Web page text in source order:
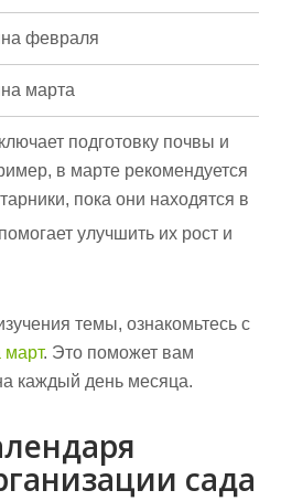
февраля
марта
подготовку почвы и
в марте рекомендуется
пока они находятся в
улучшить их рост и
темы, ознакомьтесь с
. Это поможет вам
каждый день месяца.
сада